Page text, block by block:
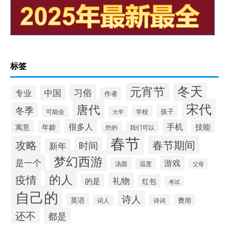
标签
专业 中国 习俗 作者 元宵节 冬天
冬季 可能会 唐代 大学 学校 孩子 宋代
寓意 年龄 很多人 您的 我们可以 手机 技能
攻略 新年 时间 春节 春节期间
是一个 梦幻西游 汤圆 温度 游戏 父母
疫情 的人 的是 礼物 红包 考试
自己的 英语 词人 诗人 诗词 费用
还不 都是